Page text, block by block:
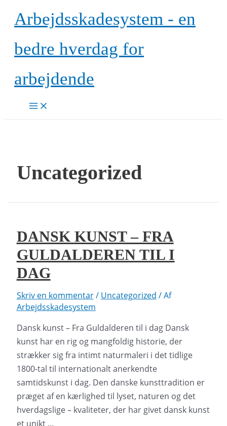
Arbejdsskadesystem - en
bedre hverdag for
arbejdende
Main
Menu
Uncategorized
DANSK KUNST – FRA
GULDALDEREN TIL I
DAG
Skriv en kommentar/ Uncategorized / Af
Arbejdsskadesystem
Dansk kunst – Fra Guldalderen til i dag Dansk
kunst har en rig og mangfoldig historie, der
strækker sig fra intimt naturmaleri i det tidlige
1800-tal til internationalt anerkendte
samtidskunst i dag. Den danske kunsttradition er
præget af en kærlighed til lyset, naturen og det
hverdagslige – kvaliteter, der har givet dansk kunst
et unikt …